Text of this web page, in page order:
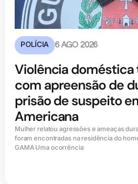
POLÍCIA 6 AGO 2026
Violência doméstica
com apreensão de
prisão de suspeito
Americana
Mulher relatou agressões e ameaças
foram encontradas na residência do
GAMA Uma ocorrência